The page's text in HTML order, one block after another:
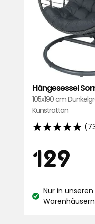
Hängesessel
105x190 cm
Kunstrattan
4.9
5
Sternen,
auf
736
Preis
129
€
Lagerbestand:
Nur in unseren
Warenhäusern